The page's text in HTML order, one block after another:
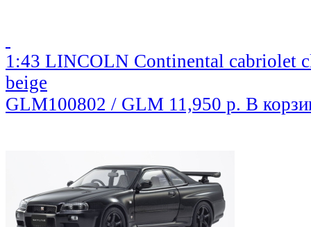
1:43 LINCOLN Continental cabriolet
beige
GLM100802 / GLM 11,950 р. В